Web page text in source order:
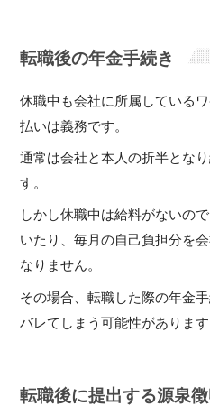
転職後の年金手続き
休職中も会社に所属している
払いは義務です。
通常は会社と本人の折半とな
す。
しかし休職中は給料がないの
いたり、毎月の自己負担分を
なりません。
その場合、転職した際の年金
バレてしまう可能性があります
転職後に提出する源泉